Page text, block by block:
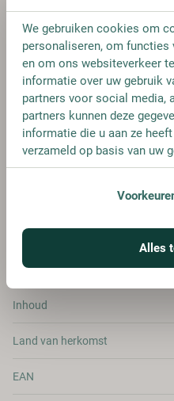
SPECIFICATIES
Merk
Kleurstoffen
Inhoud
Land van herkomst
EAN
€
We gebruiken cookies om
personaliseren, om
en om ons websiteverkeer
informatie over uw gebruik
partners voor social media,
partners kunnen deze
informatie die u aan ze
verzameld op basis van uw
Alles